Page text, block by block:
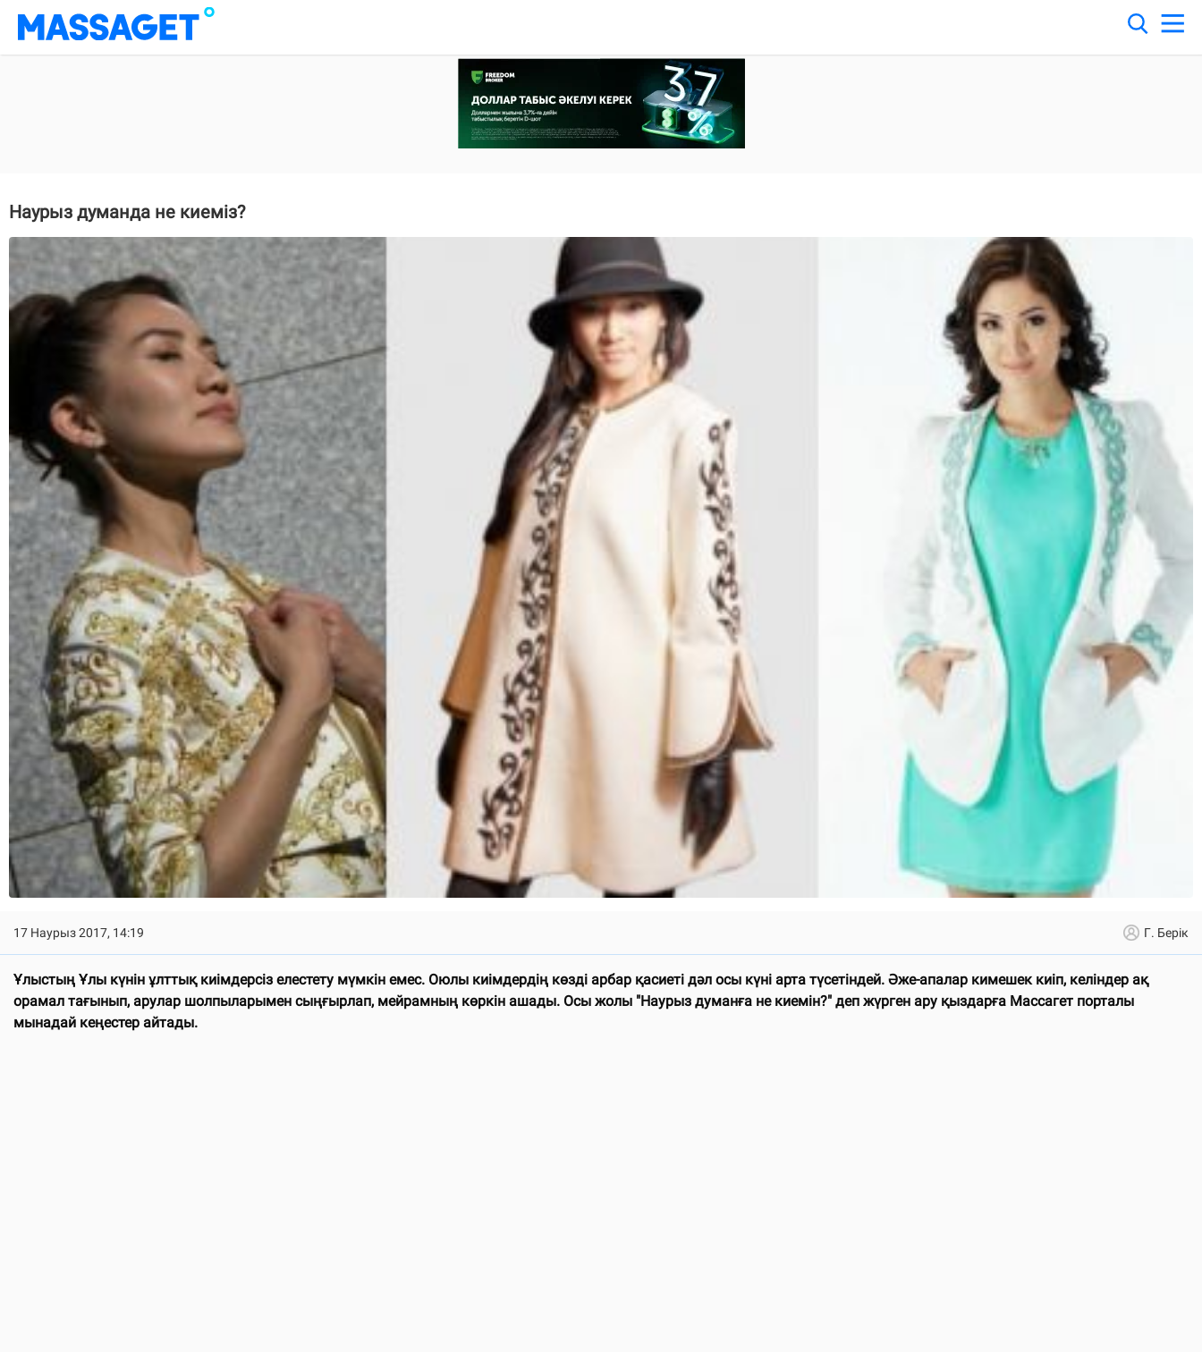
Наурыз думанда не киеміз?
17 Наурыз 2017, 14:19 Г. Берік
Ұлыстың Ұлы күнін ұлттық киімдерсіз елестету мүмкін емес. Оюлы киімдердің көзді арбар қасиеті дәл осы күні арта түсетіндей. Әже-апалар кимешек киіп, келіндер ақ
орамал тағынып, арулар шолпыларымен сыңғырлап, мейрамның көркін ашады. Осы жолы "Наурыз думанға не киемін?" деп жүрген ару қыздарға Массагет порталы
мынадай кеңестер айтады.